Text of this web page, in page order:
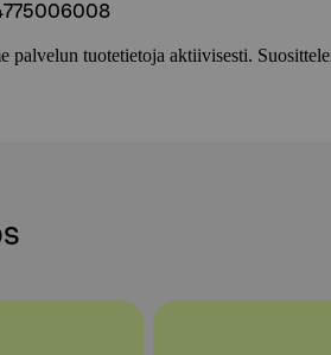
palvelun tuotetietoja aktiivisesti.